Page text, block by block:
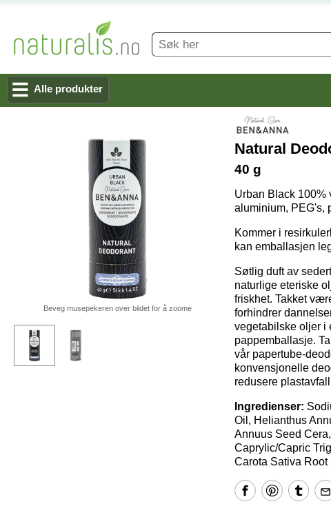
Alle produkter
Natural
40 g
Beveg musepekeren over bildet for å zoome
Urban Black 100%
aluminium, PEG's,
Kommer i
kan emballasjen
Søtlig duft av
naturlige eteriske
friskhet. Takket
forhindrer
vegetabilske oljer i
pappemballasje.
vår papertube-
konvensjonelle
redusere
Ingredienser:
Oil, Helianthus
Annuus Seed
Caprylic/Capric
Carota Sativa Root